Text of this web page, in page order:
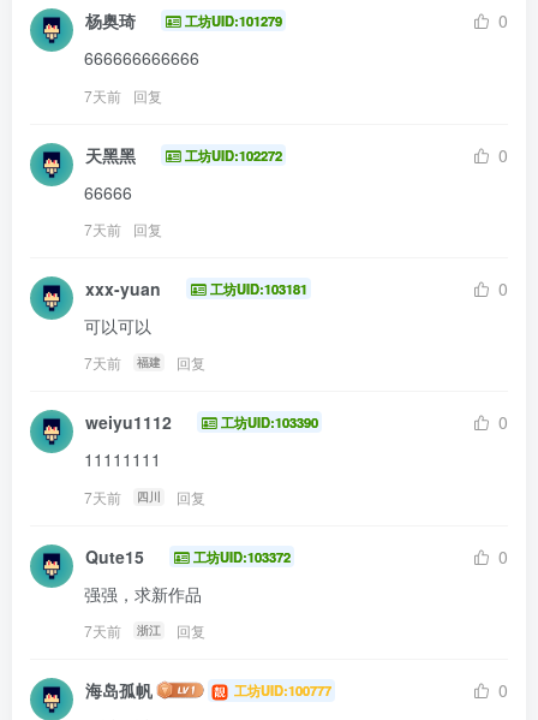
杨奥琦 工坊UID:101279
0
666666666666
7天前 回复
天黑黑 工坊UID:102272
0
66666
7天前 回复
xxx-yuan 工坊UID:103181
0
可以可以
7天前 福建 回复
weiyu1112 工坊UID:103390
0
11111111
7天前 四川 回复
Qute15 工坊UID:103372
0
强强，求新作品
7天前 浙江 回复
海岛孤帆 工坊UID:100777
0